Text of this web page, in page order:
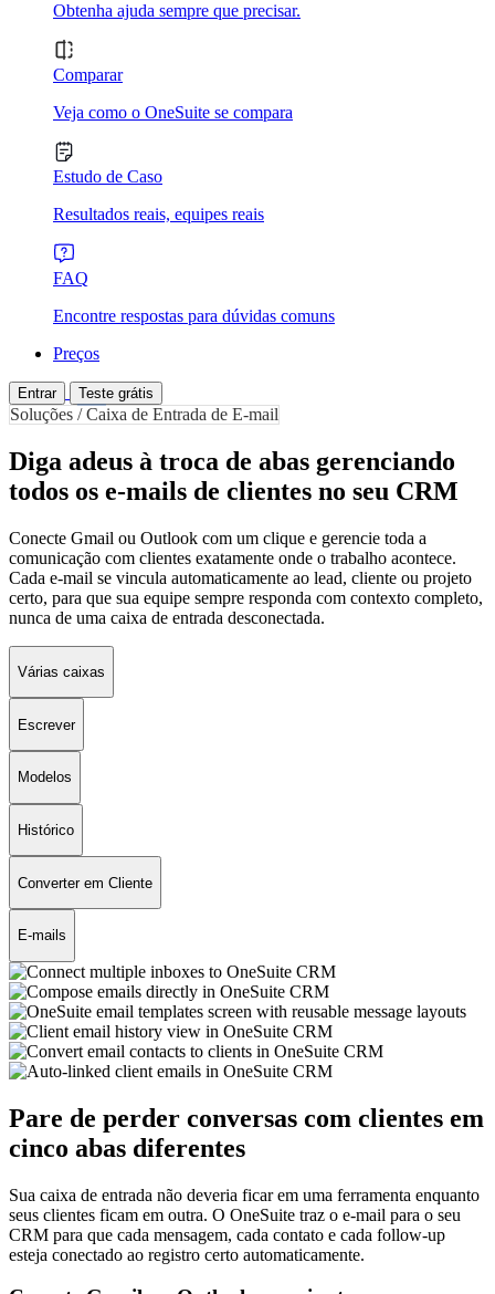
Obtenha ajuda sempre que precisar.
Comparar
Veja como o OneSuite se compara
Estudo de Caso
Resultados reais, equipes reais
FAQ
Encontre respostas para dúvidas comuns
Preços
Entrar Teste grátis
Soluções / Caixa de Entrada de E-mail
Diga adeus à troca de abas gerenciando
todos os e-mails de clientes no seu CRM
Conecte Gmail ou Outlook com um clique e gerencie toda a
comunicação com clientes exatamente onde o trabalho acontece.
Cada e-mail se vincula automaticamente ao lead, cliente ou projeto
certo, para que sua equipe sempre responda com contexto completo,
nunca de uma caixa de entrada desconectada.
Várias caixas
Escrever
Modelos
Histórico
Converter em Cliente
E-mails
Pare de perder conversas com clientes em
cinco abas diferentes
Sua caixa de entrada não deveria ficar em uma ferramenta enquanto
seus clientes ficam em outra. O OneSuite traz o e-mail para o seu
CRM para que cada mensagem, cada contato e cada follow-up
esteja conectado ao registro certo automaticamente.